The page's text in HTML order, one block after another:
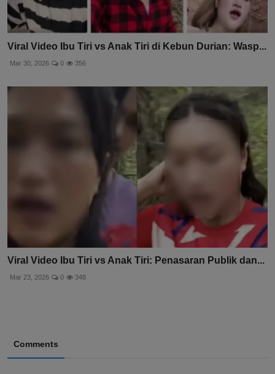
Viral Video Ibu Tiri vs Anak Tiri di Kebun Durian: Wasp...
Mar 30, 2026 0 356
Viral Video Ibu Tiri vs Anak Tiri: Penasaran Publik dan...
Mar 23, 2026 0 348
Comments